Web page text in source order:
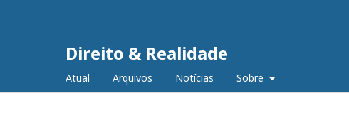
Direito & Realidade
Atual Arquivos Notícias Sobre